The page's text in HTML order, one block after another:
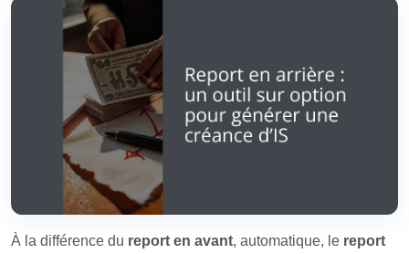
À la différence du report en avant, automatique, le report